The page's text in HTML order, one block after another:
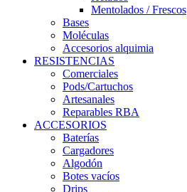
Mentolados / Frescos
Bases
Moléculas
Accesorios alquimia
RESISTENCIAS
Comerciales
Pods/Cartuchos
Artesanales
Reparables RBA
ACCESORIOS
Baterías
Cargadores
Algodón
Botes vacíos
Drips